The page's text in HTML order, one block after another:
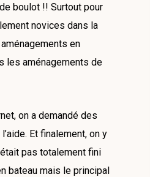
boulot !! Surtout pour
novices dans la
en
les aménagements de
on a demandé des
Et finalement, on y
pas totalement fini
bateau mais le principal